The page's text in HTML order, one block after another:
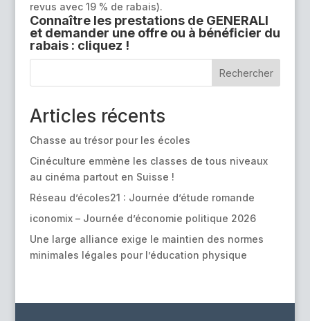
revus avec 19 % de rabais).
Connaître les prestations de GENERALI
et demander une offre ou à bénéficier du
rabais : cliquez !
Rechercher
Articles récents
Chasse au trésor pour les écoles
Cinéculture emmène les classes de tous niveaux
au cinéma partout en Suisse !
Réseau d’écoles21 : Journée d’étude romande
iconomix – Journée d’économie politique 2026
Une large alliance exige le maintien des normes
minimales légales pour l’éducation physique